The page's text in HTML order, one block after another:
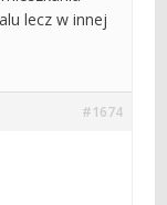
lecz w innej
#1674